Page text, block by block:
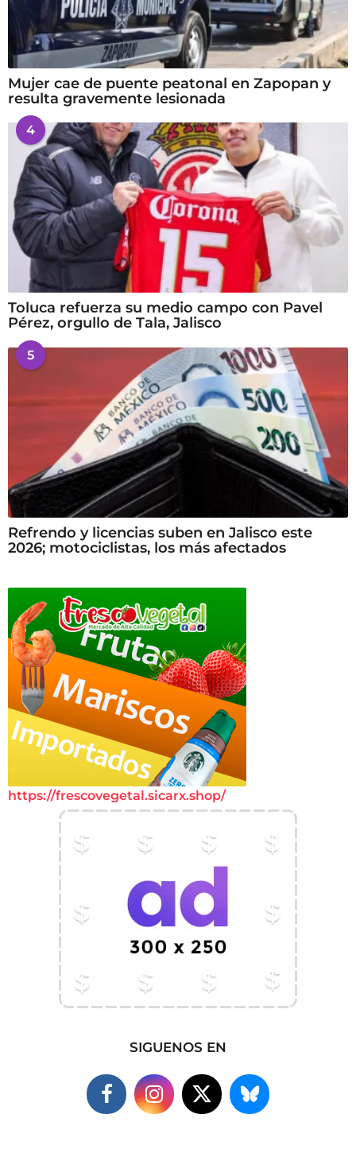
Mujer cae de puente peatonal en Zapopan y
resulta gravemente lesionada
4
Toluca refuerza su medio campo con Pavel
Pérez, orgullo de Tala, Jalisco
5
Refrendo y licencias suben en Jalisco este
2026; motociclistas, los más afectados
https://frescovegetal.sicarx.shop/
SIGUENOS EN